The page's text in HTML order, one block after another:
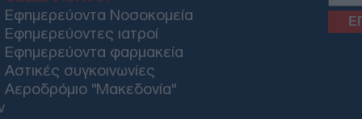
Εφημερεύοντα Νοσοκομεία
Εφημερεύοντες ιατροί
Εφημερεύοντα φαρμακεία
Αστικές συγκοινωνίες
Αεροδρόμιο "Μακεδονία"